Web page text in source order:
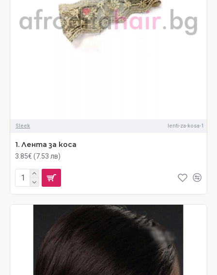
Sleek lenti-za-kosa-1
1. Лента за коса
3.85€ (7.53 лв)